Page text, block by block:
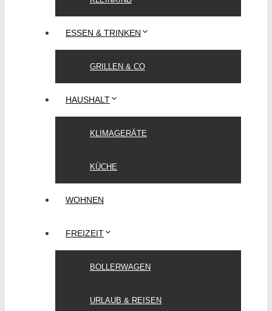
ESSEN & TRINKEN
GRILLEN & CO
HAUSHALT
KLIMAGERÄTE
KÜCHE
WOHNEN
FREIZEIT
BOLLERWAGEN
URLAUB & REISEN